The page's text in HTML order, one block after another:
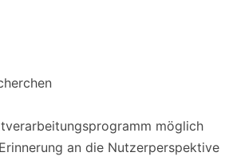
möglich
an die Nutzerperspektive